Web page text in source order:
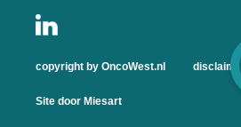
copyright by OncoWest.nl disclaimer
Site door Miesart